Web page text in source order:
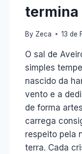
termina
By Zeca 13 de
O sal de
simples
nascido da
vento e a
de forma
carrega
respeito pela
terra. Cada